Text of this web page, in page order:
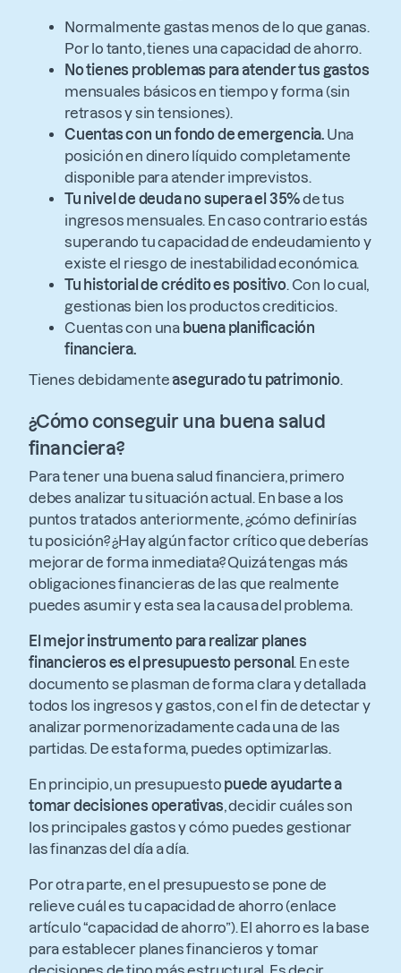
Normalmente gastas menos de lo que ganas.
Por lo tanto, tienes una capacidad de ahorro.
No tienes problemas para atender tus gastos
mensuales básicos en tiempo y forma (sin
retrasos y sin tensiones).
Cuentas con un fondo de emergencia. Una
posición en dinero líquido completamente
disponible para atender imprevistos.
Tu nivel de deuda no supera el 35%de tus
ingresos mensuales. En caso contrario estás
superando tu capacidad de endeudamiento y
existe el riesgo de inestabilidad económica.
Tu historial de crédito es positivo. Con lo cual,
gestionas bien los productos crediticios.
Cuentas con una buena planificación
financiera.
Tienes debidamenteasegurado tu patrimonio.
¿Cómo conseguir una buena salud
financiera?
Para tener una buena salud financiera, primero
debes analizar tu situación actual. En base a los
puntos tratados anteriormente, ¿cómo definirías
tu posición? ¿Hay algún factor crítico que deberías
mejorar de forma inmediata? Quizá tengas más
obligaciones financieras de las que realmente
puedes asumir y esta sea la causa del problema.
El mejor instrumento para realizar planes
financieros es el presupuesto personal . En este
documento se plasman de forma clara y detallada
todos los ingresos y gastos, con el fin de detectar y
analizar pormenorizadamente cada una de las
partidas. De esta forma, puedes optimizarlas.
En principio, un presupuesto puede ayudarte a
tomar decisiones operativas, decidir cuáles son
los principales gastos y cómo puedes gestionar
las finanzas del día a día.
Por otra parte, en el presupuesto se pone de
relieve cuál es tu capacidad de ahorro (enlace
artículo “capacidad de ahorro”). El ahorro es la base
para establecer planes financieros y tomar